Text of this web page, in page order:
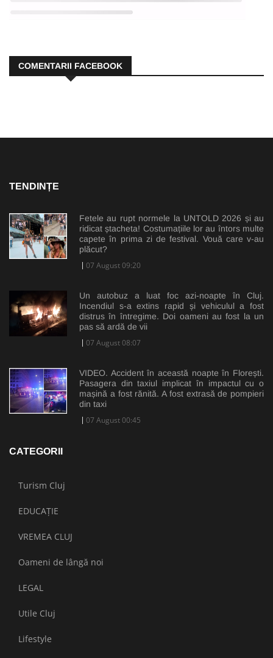
COMENTARII FACEBOOK
TENDINȚE
Fetele au rupt normele la UNTOLD 2026 și au
ridicat ștacheta! Costumațiile lor au întors multe
capete în prima zi de festival. Vouă care v-au
plăcut?
07 August 09:20
Un autobuz a luat foc azi-noapte în Cluj.
Incendiul s-a extins rapid și vehiculul a fost
distrus în întregime. Doi oameni au fost la un
pas să ardă de vii
07 August 08:07
VIDEO. Accident în această noapte în Florești.
Pasagera din taxiul implicat în impactul cu o
mașină a fost rănită. A fost extrasă de pompieri
din taxi
07 August 00:45
CATEGORII
Turism Cluj
EDUCAȚIE
VREMEA CLUJ
Oameni de lângă noi
LEGAL
Utile Cluj
Lifestyle